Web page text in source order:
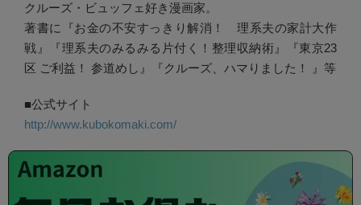
クルーズ・ビュッフェ好き漫画家。
著書に『お金の不安すっきり解消！ 理系夫の家計大作
戦』『理系夫のみるみる片付く！整理収納術』『東京23
区 ご利益！ 参道めし』『クルーズ、ハマりました！ 』等
■公式サイト
http://www.kubokomaki.com/